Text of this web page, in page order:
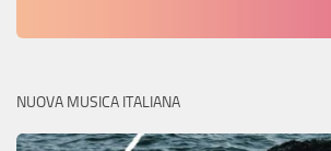
NUOVA MUSICA ITALIANA